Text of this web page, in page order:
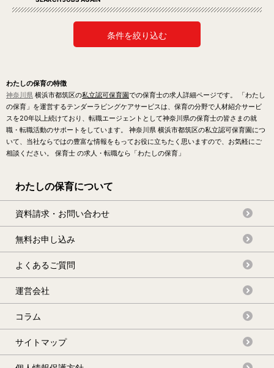
条件を絞り込む
わたしの保育の特徴
神奈川県 横浜市都筑区の私立認可保育園での保育士の求人詳細ページです。 「わたし
の保育」を運営するテンダーラビングケアサービスは、保育の分野で人材紹介サービ
スを20年以上続けており、転職エージェントとして神奈川県の保育士の皆さまの就
職・転職活動のサポートをしています。 神奈川県 横浜市都筑区の私立認可保育園につ
いて、当社ならではの豊富な情報をもってお役に立ちたく思いますので、お気軽にご
相談ください。 保育士 の求人・転職なら「わたしの保育」
わたしの保育について
資料請求・お問い合わせ
無料お申し込み
よくあるご質問
運営会社
コラム
サイトマップ